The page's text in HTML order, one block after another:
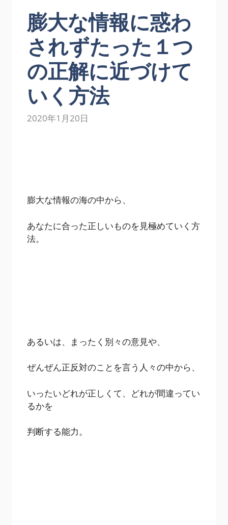
膨大な情報に惑わ
されずたった１つ
の正解に近づけて
いく方法
2020年1月20日
膨大な情報の海の中から、
あなたに合った正しいものを見極めていく方
法。
あるいは、まったく別々の意見や、
ぜんぜん正反対のことを言う人々の中から、
いったいどれが正しくて、どれが間違ってい
るかを
判断する能力。